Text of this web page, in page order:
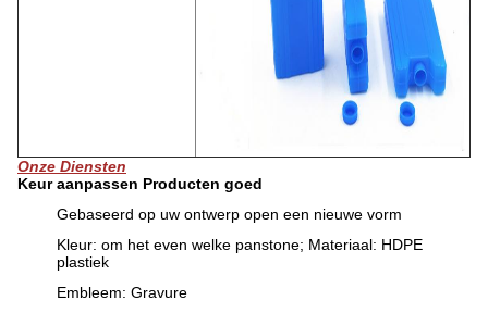
Onze Diensten
Keur aanpassen Producten goed
Gebaseerd op uw ontwerp open een nieuwe vorm
Kleur: om het even welke panstone; Materiaal: HDPE
plastiek
Embleem: Gravure